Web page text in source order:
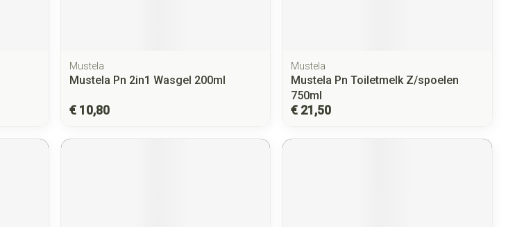
Mustela
Mustela Pn 2in1 Wasgel 200ml
€ 10,80
Mustela
Mustela Pn Toiletmelk Z/spoelen
750ml
€ 21,50